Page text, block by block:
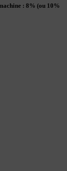
: 8% (ou 10%